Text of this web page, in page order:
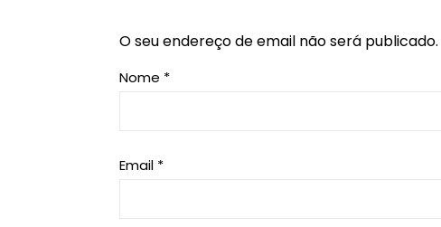
O seu endereço de email não será publicado.
Nome *
Email *